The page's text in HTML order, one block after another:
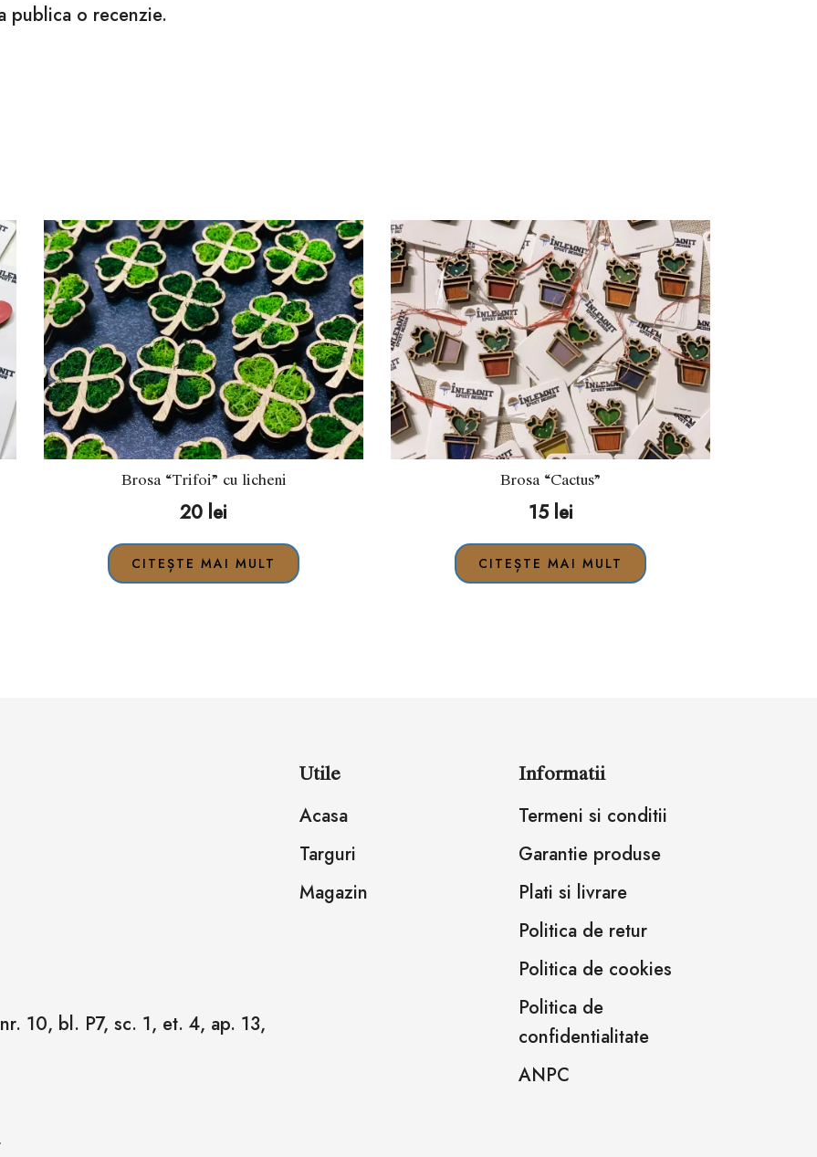
publica o recenzie.
Brosa “Trifoi” cu licheni
20 lei
CITEȘTE MAI MULT
Brosa “Cactus”
15 lei
CITEȘTE MAI MULT
10, bl. P7, sc. 1, et. 4, ap. 13,
Utile
Acasa
Targuri
Magazin
Informatii
Termeni si conditii
Garantie produse
Plati si livrare
Politica de retur
Politica de cookies
Politica de
confidentialitate
ANPC